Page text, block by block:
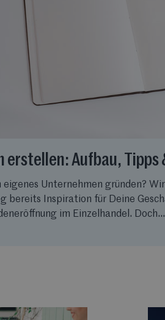
erstellen: Aufbau, Tipps
eigenes Unternehmen gründen?
bereits Inspiration für Deine
im Einzelhandel. Doch...